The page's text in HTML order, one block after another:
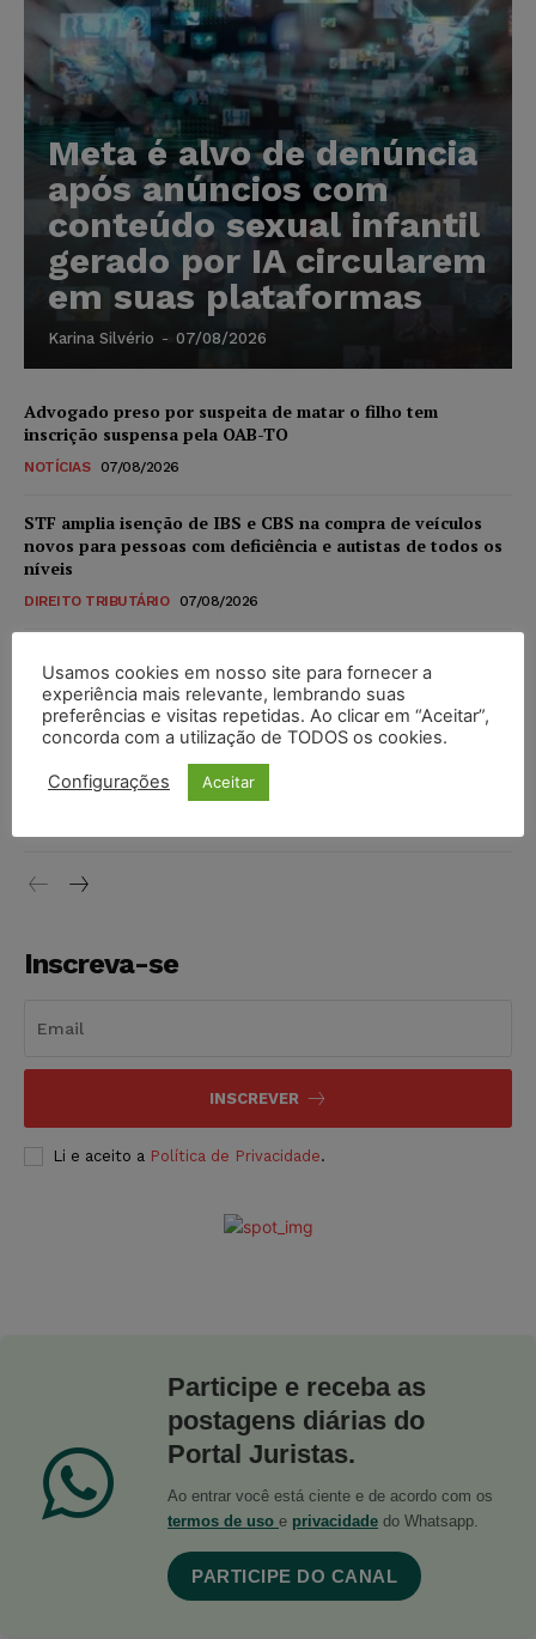
Meta é alvo de denúncia
após anúncios com
conteúdo sexual infantil
gerado por IA circularem
em suas plataformas
Karina Silvério - 07/08/2026
Advogado preso por suspeita de matar o filho tem
inscrição suspensa pela OAB-TO
NOTÍCIAS 07/08/2026
STF amplia isenção de IBS e CBS na compra de veículos
novos para pessoas com deficiência e autistas de todos os
níveis
DIREITO TRIBUTÁRIO 07/08/2026
vendia canetas emagrecedoras no local de trabalho
NOTÍCIAS 07/08/2026
Justiça de SP decreta prisão de suspeito investigado na
morte de advogado
Inscreva-se
INSCREVER
Li e aceito a Política de Privacidade.
Participe e receba as
postagens diárias do
Portal Juristas.
Ao entrar você está ciente e de acordo com os
termos de uso e privacidade do Whatsapp.
PARTICIPE DO CANAL
Usamos cookies em nosso site para fornecer a
experiência mais relevante, lembrando suas
preferências e visitas repetidas. Ao clicar em “Aceitar”,
concorda com a utilização de TODOS os cookies.
Configurações Aceitar